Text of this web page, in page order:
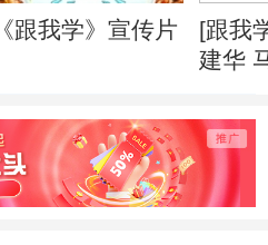
《跟我学》宣传片
[跟我
建华
段